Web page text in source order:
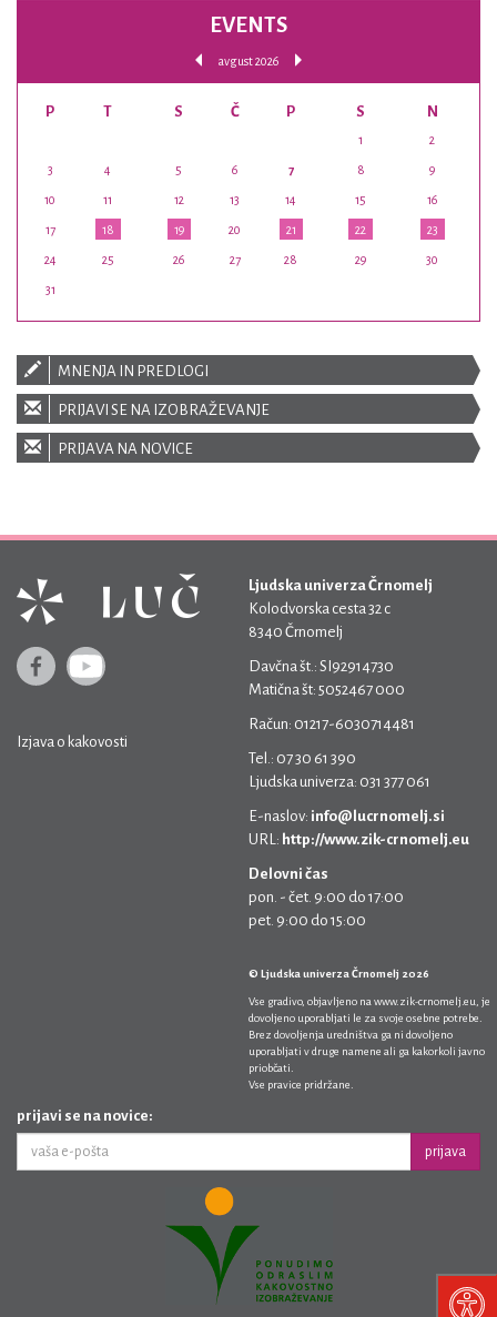
EVENTS
avgust 2026
P T S Č P S N
1 2
3 4 5 6 7 8 9
10 11 12 13 14 15 16
17 18 19 20 21 22 23
24 25 26 27 28 29 30
31
MNENJA IN PREDLOGI
PRIJAVI SE NA IZOBRAŽEVANJE
PRIJAVA NA NOVICE
Izjava o kakovosti
Ljudska univerza Črnomelj
Kolodvorska cesta 32 c
8340 Črnomelj
Davčna št.: SI92914730
Matična št: 5052467 000
Račun: 01217-6030714481
Tel.: 07 30 61 390
Ljudska univerza: 031 377 061
E-naslov: info@lucrnomelj.si
URL: http://www.zik-crnomelj.eu
Delovni čas
pon. - čet. 9:00 do 17:00
pet. 9:00 do 15:00
© Ljudska univerza Črnomelj 2026
Vse gradivo, objavljeno na www.zik-crnomelj.eu , je
dovoljeno uporabljati le za svoje osebne potrebe.
Brez dovoljenja uredništva ga ni dovoljeno
uporabljati v druge namene ali ga kakorkoli javno
priobčati.
Vse pravice pridržane.
prijavi se na novice:
prijava